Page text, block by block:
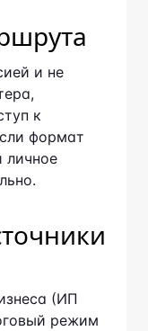
и не
к системам
(ИП или
режим и